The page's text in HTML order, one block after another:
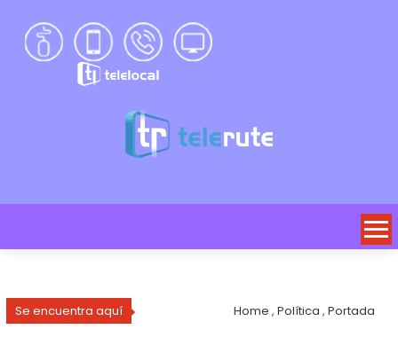
Se encuentra aquí Home ,Política ,Portada